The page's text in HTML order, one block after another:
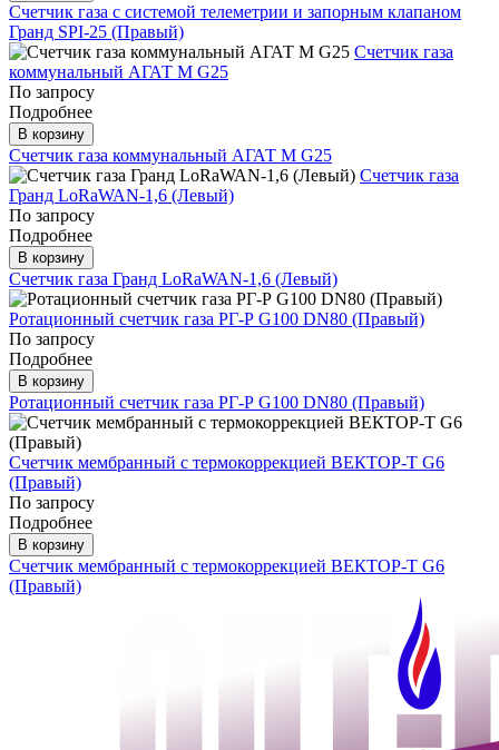
Счетчик газа с системой телеметрии и запорным клапаном
Гранд SPI-25 (Правый)
Счетчик газа
коммунальный АГАТ М G25
По запросу
Подробнее
В корзину
Счетчик газа коммунальный АГАТ М G25
Счетчик газа
Гранд LoRaWAN-1,6 (Левый)
По запросу
Подробнее
В корзину
Счетчик газа Гранд LoRaWAN-1,6 (Левый)
Ротационный счетчик газа РГ-Р G100 DN80 (Правый)
По запросу
Подробнее
В корзину
Ротационный счетчик газа РГ-Р G100 DN80 (Правый)
Счетчик мембранный с термокоррекцией ВЕКТОР-Т G6
(Правый)
По запросу
Подробнее
В корзину
Счетчик мембранный с термокоррекцией ВЕКТОР-Т G6
(Правый)